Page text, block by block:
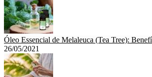
Óleo Essencial de Melaleuca (Tea Tree):
26/05/2021